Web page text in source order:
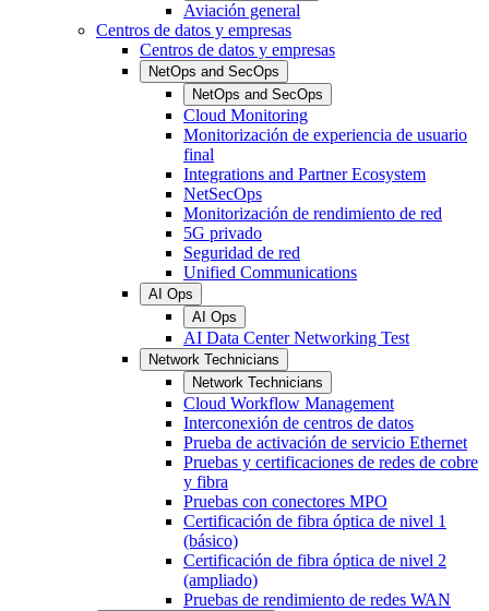
Aviación general
Centros de datos y empresas
Centros de datos y empresas
NetOps and SecOps
NetOps and SecOps
Cloud Monitoring
Monitorización de experiencia de usuario
final
Integrations and Partner Ecosystem
NetSecOps
Monitorización de rendimiento de red
5G privado
Seguridad de red
Unified Communications
AI Ops
AI Ops
AI Data Center Networking Test
Network Technicians
Network Technicians
Cloud Workflow Management
Interconexión de centros de datos
Prueba de activación de servicio Ethernet
Pruebas y certificaciones de redes de cobre
y fibra
Pruebas con conectores MPO
Certificación de fibra óptica de nivel 1
(básico)
Certificación de fibra óptica de nivel 2
(ampliado)
Pruebas de rendimiento de redes WAN